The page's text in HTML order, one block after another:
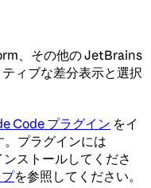
、その他の JetBrains
ィブな差分表示と選択
Code プラグイン をイ
。プラグインには
ストールしてくださ
を参照してください。